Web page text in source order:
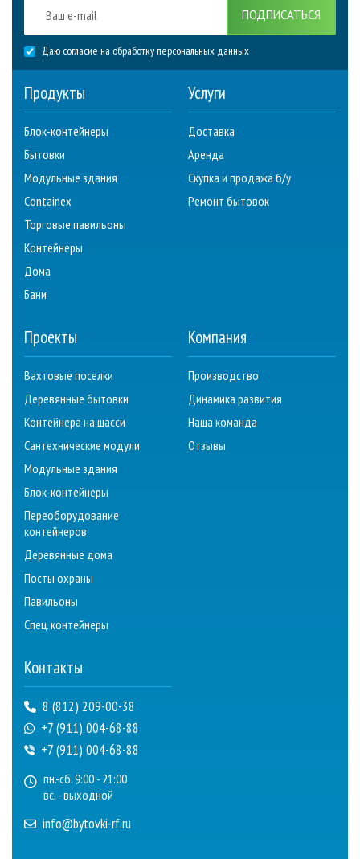
ПОДПИСАТЬСЯ
Даю согласие на обработку персональных данных
Продукты
Блок-контейнеры
Бытовки
Модульные здания
Containex
Торговые павильоны
Контейнеры
Дома
Бани
Услуги
Доставка
Аренда
Скупка и продажа б/у
Ремонт бытовок
Проекты
Вахтовые поселки
Деревянные бытовки
Контейнера на шасси
Сантехнические модули
Модульные здания
Блок-контейнеры
Переоборудование
контейнеров
Деревянные дома
Посты охраны
Павильоны
Спец. контейнеры
Компания
Производство
Динамика развития
Наша команда
Отзывы
Контакты
8 (812) 209-00-38
+7 (911) 004-68-88
+7 (911) 004-68-88
пн.-сб. 9:00 - 21:00
вс. - выходной
info@bytovki-rf.ru